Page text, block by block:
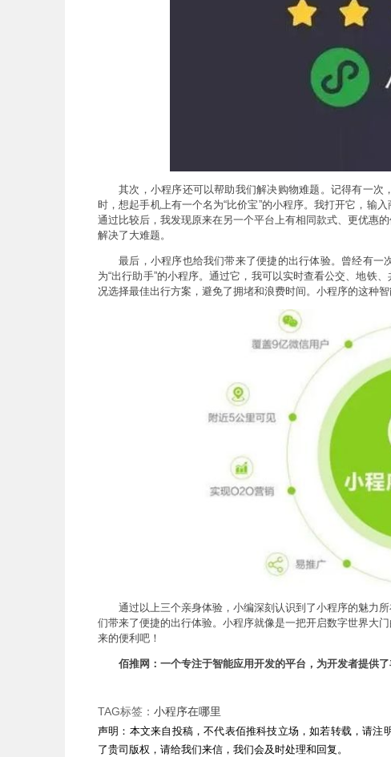
其次，小程序还可以帮助我们解决购物难题。记得有一
时，想起手机上有一个名为“比价宝”的小程序。我打开它，输
通过比较后，我发现原来在另一个平台上有相同款式、更优惠
解决了大难题。
最后，小程序也给我们带来了便捷的出行体验。曾经有
为“出行助手”的小程序。通过它，我可以实时查看公交、地铁
况选择最佳出行方案，避免了拥堵和浪费时间。小程序的这种
通过以上三个亲身体验，小编深刻认识到了小程序的魅力
们带来了便捷的出行体验。小程序就像是一把开启数字世界大
来的便利吧！
佰推网：一个专注于智能应用开发的平台，为开发者提供
TAG标签：小程序在哪里
声明：本文来自投稿，不代表佰推科技立场，如若转载，请注
了贵司版权，请给我们来信，我们会及时处理和回复。